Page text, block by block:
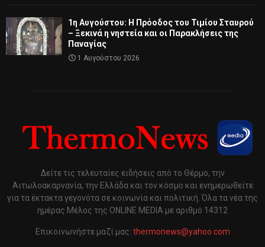
1η Αυγούστου: Η Πρόοδος του Τιμίου Σταυρού
– Ξεκινά η νηστεία και οι Παρακλήσεις της
Παναγίας
1 Αυγούστου 2026
Δείτε τις τελευταίες ειδήσεις από το Θέρμο, την
Αιτωλοακαρνανία, την Ελλάδα και τον κόσμο και ενημερωθείτε
για τα έκτακτα γεγονότα σε κοινωνία και πολιτική. Όλα τα νέα της
ημέρας Μέλος της ONLINE MEDIA με αριθμό 14312
Επικοινωνήστε μαζί μας: thermonews@yahoo.com